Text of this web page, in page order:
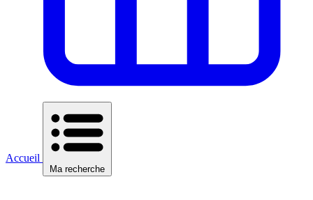
Accueil
Ma recherche